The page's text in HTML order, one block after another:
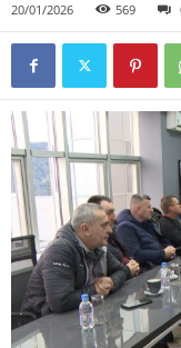
20/01/2026 569